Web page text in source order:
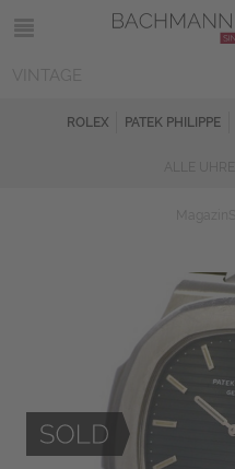
ROLEX PATEK PHILIPPE